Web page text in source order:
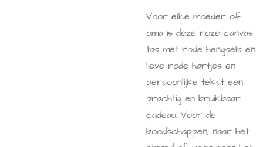
Voor elke moeder of
oma is deze roze canvas
tas met rode hengsels en
lieve rode hartjes en
persoonlijke tekst een
prachtig en bruikbaar
cadeau. Voor de
boodschappen, naar het